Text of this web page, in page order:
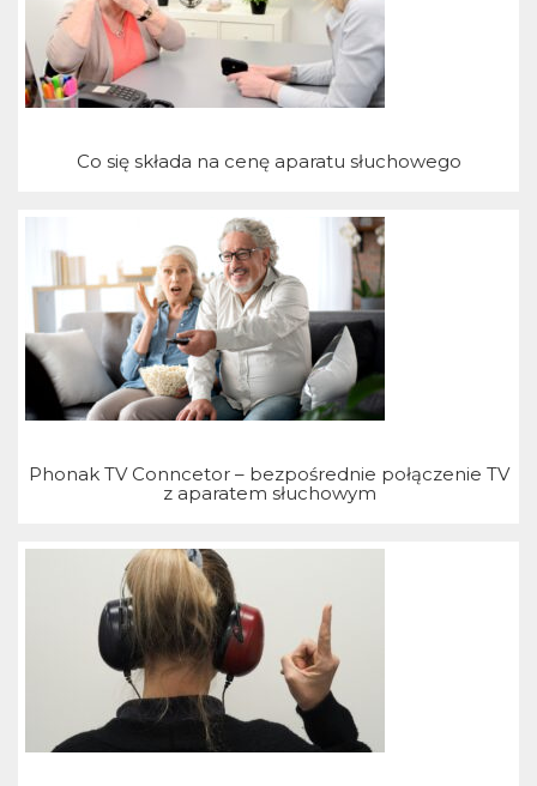
Co się składa na cenę aparatu słuchowego
Phonak TV Conncetor – bezpośrednie połączenie TV
z aparatem słuchowym